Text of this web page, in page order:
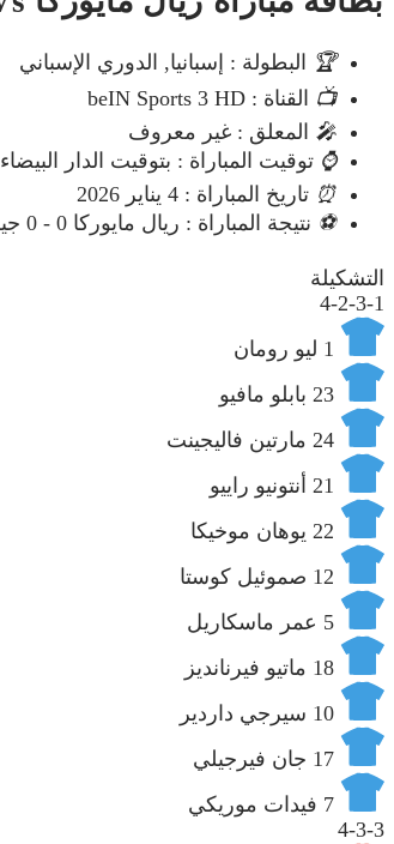
🏆
البطولة : إسبانيا, الدوري الإسباني
📺 القناة : beIN Sports 3 HD
🎤 المعلق : غير معروف
⌚ توقيت المباراة : بتوقيت الدار البيضاء
⏰ تاريخ المباراة : 4 يناير 2026
⚽ نتيجة المباراة : ريال مايوركا 0 - 0 جيرونا
التشكيلة
4-2-3-1
1 ليو رومان
23 بابلو مافيو
24 مارتين فاليجينت
21 أنتونيو راييو
22 يوهان موخيكا
12 صموئيل كوستا
5 عمر ماسكاريل
18 ماتيو فيرنانديز
10 سيرجي داردير
17 جان فيرجيلي
7 فيدات موريكي
4-3-3